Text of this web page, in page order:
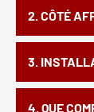
2. CÔTÉ
3.
4. QUE